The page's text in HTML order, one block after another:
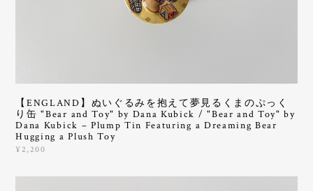
【ENGLAND】ぬいぐるみを抱えて夢見るくまのぷっく
り缶 "Bear and Toy" by Dana Kubick / "Bear and Toy" by
Dana Kubick – Plump Tin Featuring a Dreaming Bear
Hugging a Plush Toy
¥2,200